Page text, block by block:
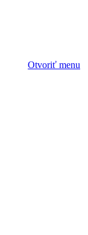
Otvoriť menu